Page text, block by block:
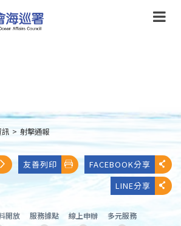
訊 > 射擊通報
友善列印
FACEBOOK分享
LINE分享
開放 服務據點 線上申辦 多元服務